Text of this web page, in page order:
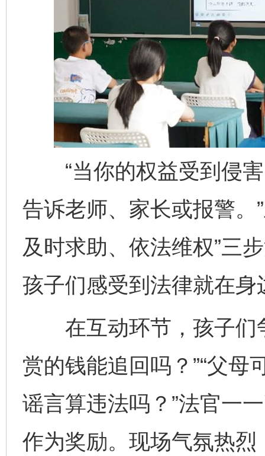
“当你的权益受到侵害
告诉老师、家长或报警。
及时求助、依法维权”三
孩子们感受到法律就在身
在互动环节，孩子们
赏的钱能追回吗？”“父母
谣言算违法吗？”法官一
作为奖励。现场气氛热烈